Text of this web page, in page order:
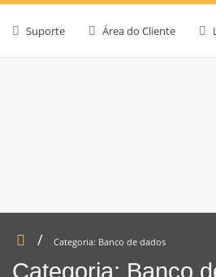
Suporte Área do Cliente
Categoria: Banco de dados
Categoria: Banco